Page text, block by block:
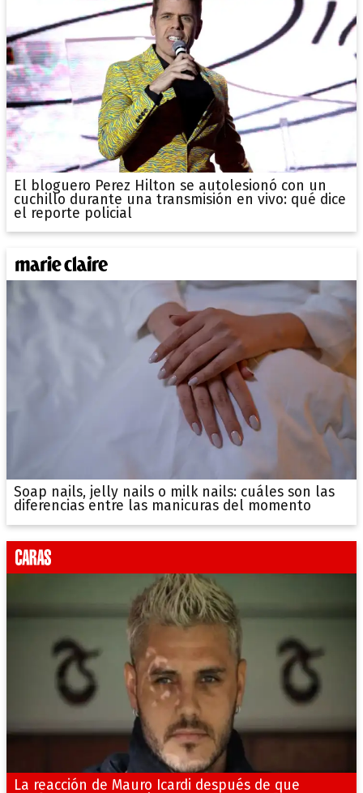
El bloguero Perez Hilton se autolesionó con un
cuchillo durante una transmisión en vivo: qué dice
el reporte policial
Soap nails, jelly nails o milk nails: cuáles son las
diferencias entre las manicuras del momento
La reacción de Mauro Icardi después de que